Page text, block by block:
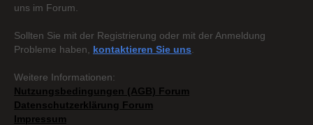
uns im Forum.
Sollten Sie mit der Registrierung oder mit der Anmeldung
Probleme haben, kontaktieren Sie uns
Weitere Informationen:
Nutzungsbedingungen (AGB) Forum
Datenschutzerklärung Forum
Impressum